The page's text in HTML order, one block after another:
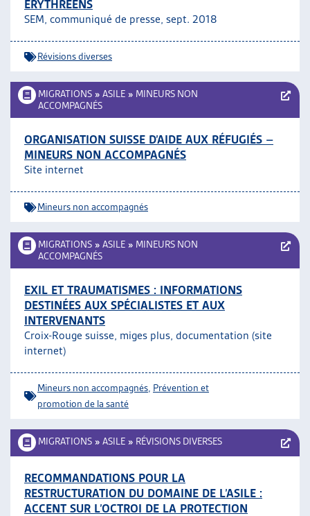
ÉRYTHRÉENS
SEM, communiqué de presse, sept. 2018
Révisions diverses
MIGRATIONS » ASILE » MINEURS NON
ACCOMPAGNÉS
ORGANISATION SUISSE D’AIDE AUX RÉFUGIÉS –
MINEURS NON ACCOMPAGNÉS
Site internet
Mineurs non accompagnés
MIGRATIONS » ASILE » MINEURS NON
ACCOMPAGNÉS
EXIL ET TRAUMATISMES : INFORMATIONS
DESTINÉES AUX SPÉCIALISTES ET AUX
INTERVENANTS
Croix-Rouge suisse, miges plus, documentation (site
internet)
Mineurs non accompagnés Prévention et
promotion de la santé
MIGRATIONS » ASILE » RÉVISIONS DIVERSES
RECOMMANDATIONS POUR LA
RESTRUCTURATION DU DOMAINE DE L’ASILE :
ACCENT SUR L’OCTROI DE LA PROTECTION